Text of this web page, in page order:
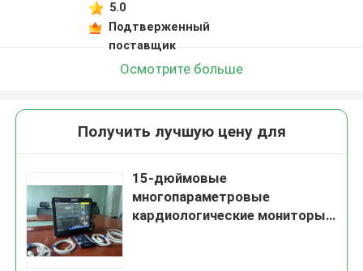
5.0
Подтверженный
поставщик
Осмотрите больше
Получить лучшую цену для
15-дюймовые
многопараметровые
кардиологические мониторы